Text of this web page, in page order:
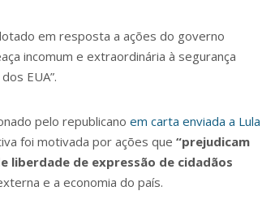
em resposta a ações do governo
incomum e extraordinária à segurança
EUA”.
pelo republicano em carta enviada a Lula
foi motivada por ações que “prejudicam
liberdade de expressão de cidadãos
e a economia do país.